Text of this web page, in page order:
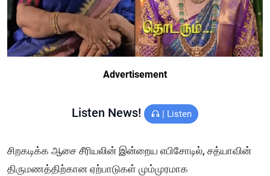
Advertisement
Listen News! | Listen
சிறகடிக்க ஆசை சீரியலின் இன்றைய எபிசோடில், சத்யாவின்
திருமணத்திற்கான ஏற்பாடுகள் மும்முரமாக